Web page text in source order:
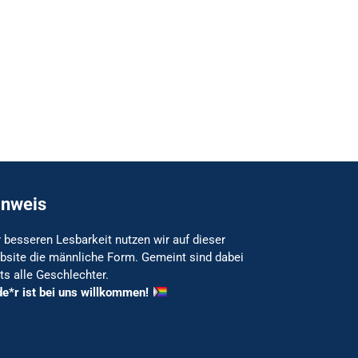
besseren Lesbarkeit nutzen wir auf dieser
die männliche Form. Gemeint sind dabei
alle Geschlechter.
ist bei uns willkommen!